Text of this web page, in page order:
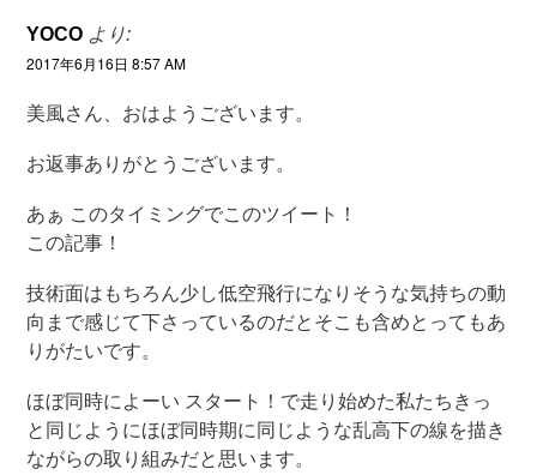
YOCO より:
2017年6月16日 8:57 AM
美風さん、おはようございます。
お返事ありがとうございます。
あぁ このタイミングでこのツイート！
この記事！
技術面はもちろん少し低空飛行になりそうな気持ちの動
向まで感じて下さっているのだとそこも含めとってもあ
りがたいです。
ほぼ同時によーい スタート！で走り始めた私たちきっ
と同じようにほぼ同時期に同じような乱高下の線を描き
ながらの取り組みだと思います。